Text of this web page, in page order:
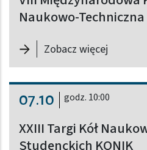
Naukowo-
Zobacz więcej-
07.10 godz. 10:00
XXIII Targi Kół
Studenckich KONIK